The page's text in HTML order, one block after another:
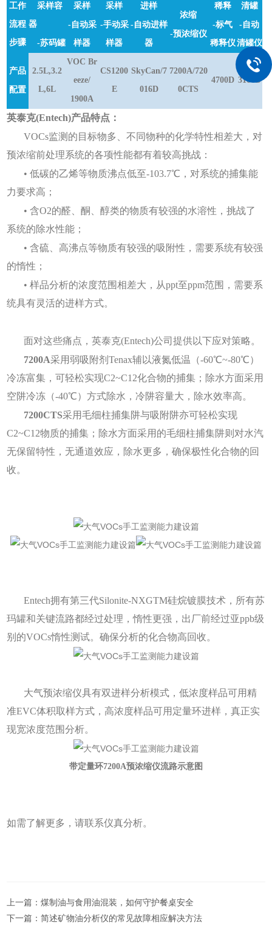
工作
流程
步骤
采样容
器
-苏码罐
采样
-自动采
样器
采样
-手动采
样器
进样
-自动进样
器
浓缩
-预浓缩仪
稀释
-标气
稀释仪
清罐
-自动
清罐仪
产品
配置
2.5L,3.2
L,6L
VOC Br
eeze/
1900A
CS1200
E
SkyCan/7
016D
7200A/720
0CTS
4700D 3100D
英泰克(Entech)产品特点：
VOCs监测的目标物多、不同物种的化学特性相差大，对
预浓缩前处理系统的各项性能都有着较高挑战：
• 低碳的乙烯等物质沸点低至-103.7℃，对系统的捕集能
力要求高；
• 含O2的醛、酮、醇类的物质有较强的水溶性，挑战了
系统的除水性能；
• 含硫、高沸点等物质有较强的吸附性，需要系统有较强
的惰性；
• 样品分析的浓度范围相差大，从ppt至ppm范围，需要系
统具有灵活的进样方式。
面对这些痛点，英泰克(Entech)公司提供以下应对策略。
7200A采用弱吸附剂Tenax辅以液氮低温（-60℃~-80℃）
冷冻富集，可轻松实现C2~C12化合物的捕集；除水方面采用
空阱冷冻（-40℃）方式除水，冷阱容量大，除水效率高。
7200CTS采用毛细柱捕集阱与吸附阱亦可轻松实现
C2~C12物质的捕集；除水方面采用的毛细柱捕集阱则对水汽
无保留特性，无通道效应，除水更多，确保极性化合物的回
收。
Entech拥有第三代Silonite-NXGTM硅烷镀膜技术，所有苏
玛罐和关键流路都经过处理，惰性更强，出厂前经过亚ppb级
别的VOCs惰性测试。确保分析的化合物高回收。
大气预浓缩仪具有双进样分析模式，低浓度样品可用精
准EVC体积取样方式，高浓度样品可用定量环进样，真正实
现宽浓度范围分析。
带定量环7200A预浓缩仪流路示意图
如需了解更多，请联系仪真分析。
上一篇：煤制油与食用油混装，如何守护餐桌安全
下一篇：简述矿物油分析仪的常见故障相应解决方法